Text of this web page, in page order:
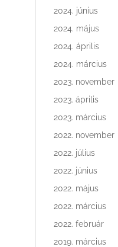
2024. június
2024. május
2024. április
2024. március
2023. november
2023. április
2023. március
2022. november
2022. július
2022. június
2022. május
2022. március
2022. február
2019. március